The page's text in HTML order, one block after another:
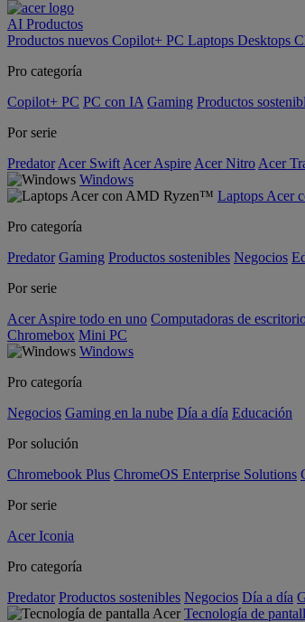
AI Productos
Productos nuevos Copilot+ PC Laptops Desktops
Pro categoría
Copilot+ PC PC con IA Gaming Productos
Por serie
Predator Acer Swift Acer Aspire Acer Nitro Acer
Windows
Laptops Acer
Pro categoría
Predator Gaming Productos sostenibles Negocios
Por serie
Acer Aspire todo en uno Computadoras de
Chromebox Mini PC
Windows
Pro categoría
Negocios Gaming en la nube Día a día Educación
Por solución
Chromebook Plus ChromeOS Enterprise Solutions
Por serie
Acer Iconia
Pro categoría
Predator Productos sostenibles Negocios Día a día
Tecnología de